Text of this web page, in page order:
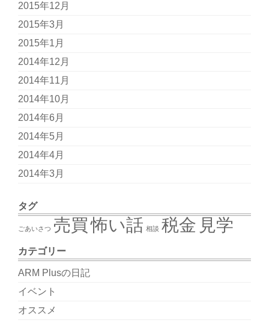
2015年12月
2015年3月
2015年1月
2014年12月
2014年11月
2014年10月
2014年6月
2014年5月
2014年4月
2014年3月
タグ
ごあいさつ 売買怖い話 相談 税金 見学
カテゴリー
ARM Plusの日記
イベント
オススメ